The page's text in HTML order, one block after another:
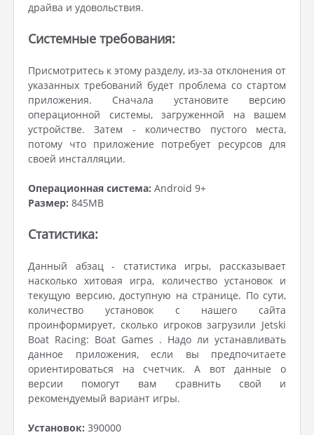
драйва и удовольствия.
Системные требования:
Присмотритесь к этому разделу, из-за отклонения от
указанных требований будет проблема со стартом
приложения. Сначала установите версию
операционной системы, загруженной на вашем
устройстве. Затем - количество пустого места,
потому что приложение потребует ресурсов для
своей инсталляции.
Операционная система: Android 9+
Размер: 845MB
Статистика:
Данный абзац - статистика игры, рассказывает
насколько хитовая игра, количество установок и
текущую версию, доступную на странице. По сути,
количество установок с нашего сайта
проинформирует, сколько игроков загрузили Jetski
Boat Racing: Boat Games . Надо ли устанавливать
данное приложения, если вы предпочитаете
ориентироваться на счетчик. А вот данные о
версии помогут вам сравнить свой и
рекомендуемый вариант игры.
Установок: 390000